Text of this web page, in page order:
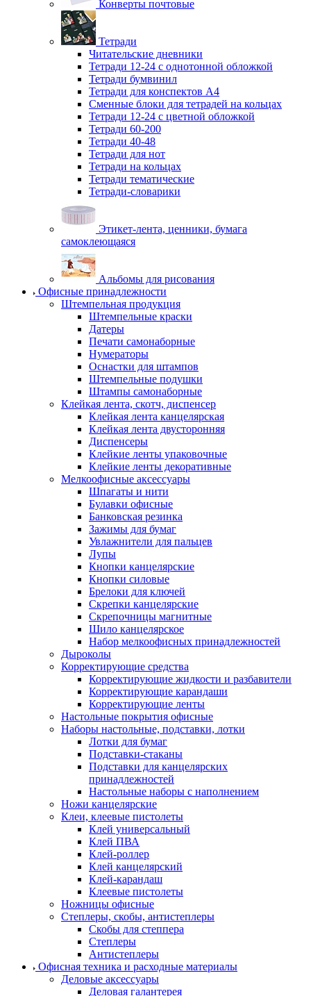
Конверты почтовые
Тетради
Читательские дневники
Тетради 12-24 с однотонной обложкой
Тетради бумвинил
Тетради для конспектов А4
Сменные блоки для тетрадей на кольцах
Тетради 12-24 с цветной обложкой
Тетради 60-200
Тетради 40-48
Тетради для нот
Тетради на кольцах
Тетради тематические
Тетради-словарики
Этикет-лента, ценники, бумага
самоклеющаяся
Альбомы для рисования
Офисные принадлежности
Штемпельная продукция
Штемпельные краски
Датеры
Печати самонаборные
Нумераторы
Оснастки для штампов
Штемпельные подушки
Штампы самонаборные
Клейкая лента, скотч, диспенсер
Клейкая лента канцелярская
Клейкая лента двусторонняя
Диспенсеры
Клейкие ленты упаковочные
Клейкие ленты декоративные
Мелкоофисные аксессуары
Шпагаты и нити
Булавки офисные
Банковская резинка
Зажимы для бумаг
Увлажнители для пальцев
Лупы
Кнопки канцелярские
Кнопки силовые
Брелоки для ключей
Скрепки канцелярские
Скрепочницы магнитные
Шило канцелярское
Набор мелкоофисных принадлежностей
Дыроколы
Корректирующие средства
Корректирующие жидкости и разбавители
Корректирующие карандаши
Корректирующие ленты
Настольные покрытия офисные
Наборы настольные, подставки, лотки
Лотки для бумаг
Подставки-стаканы
Подставки для канцелярских
принадлежностей
Настольные наборы с наполнением
Ножи канцелярские
Клеи, клеевые пистолеты
Клей универсальный
Клей ПВА
Клей-роллер
Клей канцелярский
Клей-карандаш
Клеевые пистолеты
Ножницы офисные
Степлеры, скобы, антистеплеры
Скобы для степпера
Степлеры
Антистеплеры
Офисная техника и расходные материалы
Деловые аксессуары
Деловая галантерея